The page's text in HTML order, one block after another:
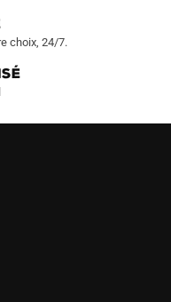
choix, 24/7.